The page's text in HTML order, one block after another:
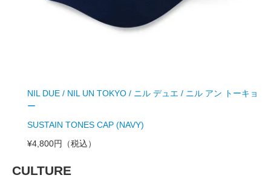
NIL DUE / NIL UN TOKYO / ニル デュエ / ニル アン トーキョ
ー
SUSTAIN TONES CAP (NAVY)
¥4,800円
（税込）
CULTURE